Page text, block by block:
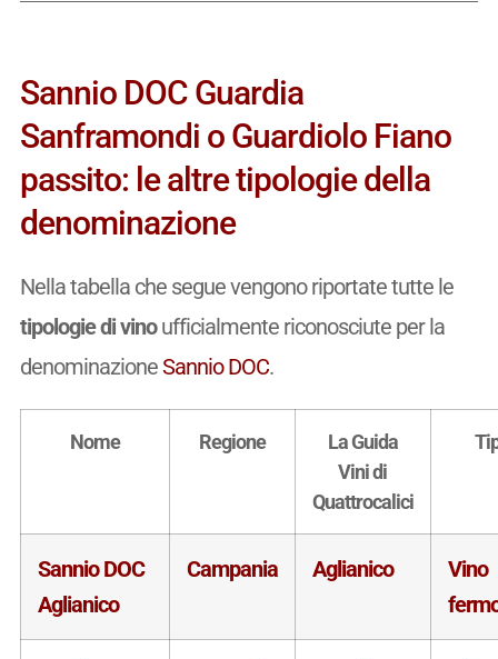
Sannio DOC Guardia
Sanframondi o Guardiolo Fiano
passito: le altre tipologie della
denominazione
Nella tabella che segue vengono riportate tutte le
tipologie di vinoufficialmente riconosciute per la
denominazioneSannio DOC.
Nome Regione
La Guida
Vini di
Quattrocalici
Sannio DOC
Aglianico
Campania Aglianico
Vino